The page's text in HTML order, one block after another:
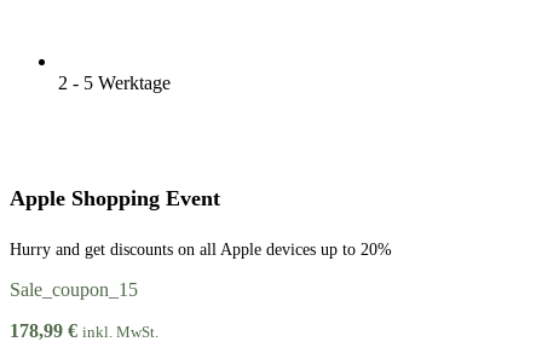
2 - 5 Werktage
Apple Shopping Event
Hurry and get discounts on all Apple devices up to 20%
Sale_coupon_15
178,99 € inkl. MwSt.